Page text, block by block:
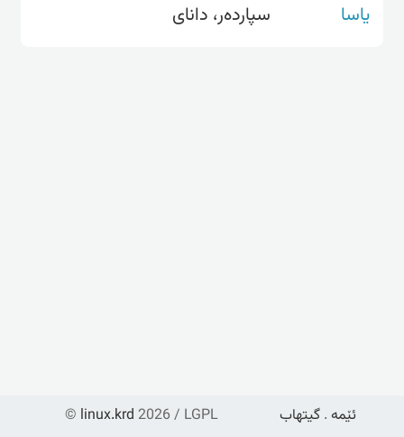
یاسا سپاردەر، دانای
© linux.krd 2026 / LGPL ئێمە . گیتهاب